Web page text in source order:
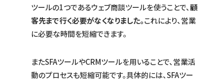
ツールの1つであるウェブ商談ツールを使うことで、顧
客先まで行く必要がなくなりました。これにより、営業
に必要な時間を短縮できます。
またSFAツールやCRMツールを用いることで、営業活
動のプロセスも短縮可能です。具体的には、SFAツー